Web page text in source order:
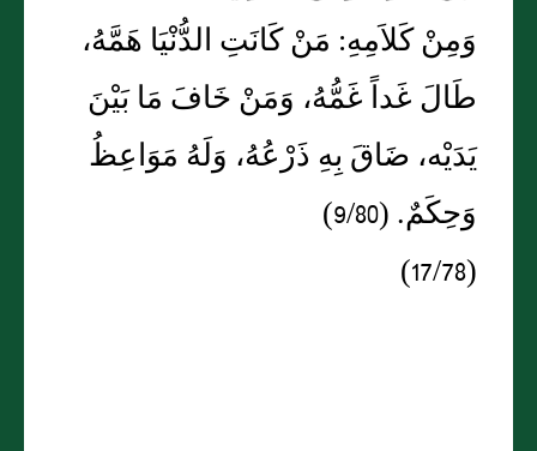
وَمِنْ كَلاَمِهِ: مَنْ كَانَتِ الدُّنْيَا هَمَّهُ،
طَالَ غَداً غَمُّهُ، وَمَنْ خَافَ مَا بَيْنَ
يَدَيْه، ضَاقَ بِهِ ذَرْعُهُ، وَلَهُ مَوَاعِظُ
وَحِكَمٌ. (9/80)
(17/78)